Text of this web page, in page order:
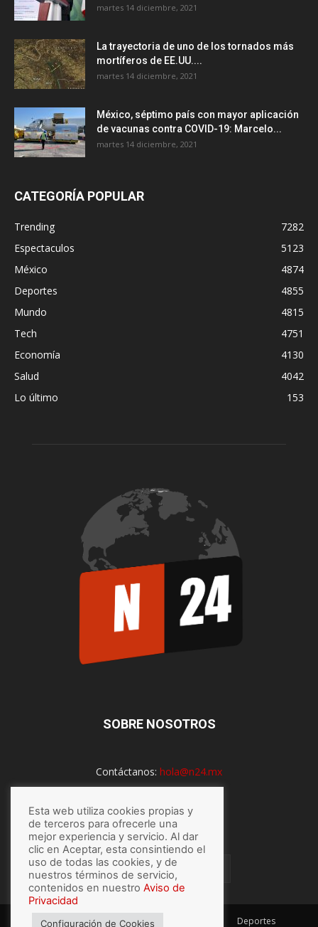
martes 14 diciembre, 2021
La trayectoria de uno de los tornados más
mortíferos de EE.UU....
martes 14 diciembre, 2021
México, séptimo país con mayor aplicación
de vacunas contra COVID-19: Marcelo...
martes 14 diciembre, 2021
CATEGORÍA POPULAR
Trending
7282
Espectaculos
5123
México
4874
Deportes
4855
Mundo
4815
Tech
4751
Economía
4130
Salud
4042
Lo último
153
SOBRE NOSOTROS
Contáctanos: hola@n24.mx
SÍGUENOS
México Mundo Economía Deportes
Esta web utiliza cookies propias y
de terceros para ofrecerle una
mejor experiencia y servicio. Al dar
clic en Aceptar, esta consintiendo el
uso de todas las cookies, y de
nuestros términos de servicio,
contenidos en nuestro Aviso de
Privacidad
Configuración de Cookies